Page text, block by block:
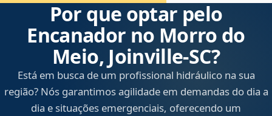
Por que optar pelo
Encanador no Morro do
Meio, Joinville‑SC?
Está em busca de um profissional hidráulico na sua
região? Nós garantimos agilidade em demandas do dia a
dia e situações emergenciais, oferecendo um